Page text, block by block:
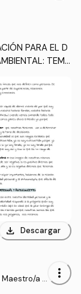
PARA EL D
TEMA
download Descargar
Maestro/a d
more_vert